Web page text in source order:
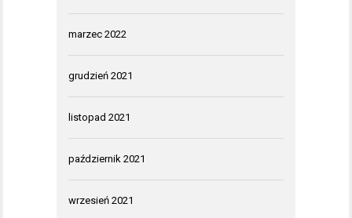
marzec 2022
grudzień 2021
listopad 2021
październik 2021
wrzesień 2021